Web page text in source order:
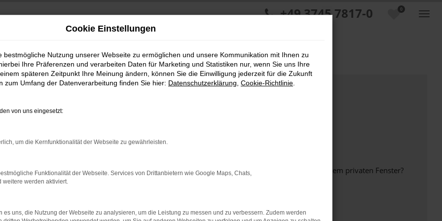
0
+49 3745 7817-0
bestimmter Seiten verhindern. Funktioniert die Seite in einem anderen Browser oder in einem privaten Fenster?
beheben.
auf dem neuesten Stand sind.
Cookie Einstellungen
bestmögliche Nutzung unserer Webseite zu ermöglichen und unsere Kommunikation mit Ihnen zu
Ihre Präferenzen und verarbeiten Daten für Marketing und Statistiken nur, wenn Sie uns Ihre
späteren Zeitpunkt Ihre Meinung ändern, können Sie die Einwilligung jederzeit für die Zukunft
zum Umfang der Datenverarbeitung finden Sie hier: Datenschutzerklärung Cookie-Richtlinie
von uns eingesetzt:
um die Kernfunktionalität der Webseite zu gewährleisten.
Funktionalität der Webseite. Services von Drittanbietern wie Google Maps, Chats,
weitere werden aktiviert.
es uns, die Nutzung der Webseite zu analysieren, um die Leistung zu messen und zu verbessern. Zudem werden